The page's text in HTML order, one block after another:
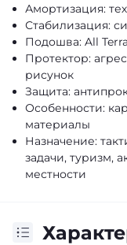
Амортизация:
Стабилизация:
Подошва: All
Протектор:
рисунок
Защита:
Особенности:
материалы
Назначение:
задачи, туризм,
местности